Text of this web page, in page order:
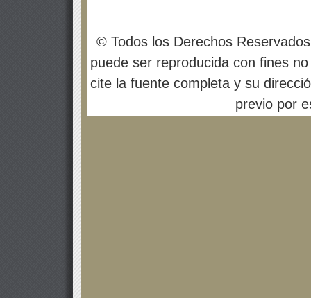
© Todos los Derechos
puede ser reproducida con fines
cite la fuente completa y su
previo por